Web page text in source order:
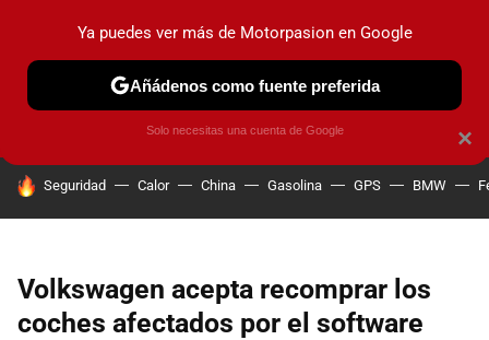
PRUEBAS COCHES ELÉCTRICOS OBSERVATORIO
HOY SE HABLA DE
Seguridad Calor China Gasolina GPS BMW
Volkswagen acepta recomprar los
coches afectados por el software
×
Ya puedes ver más de Motorpasion en Google
Añádenos como fuente preferida
Solo necesitas una cuenta de Google